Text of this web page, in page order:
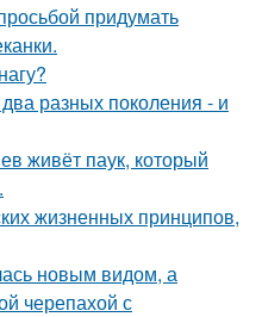
придумать
разных поколения - и
живёт паук, который
жизненных принципов,
новым видом, а
черепахой с